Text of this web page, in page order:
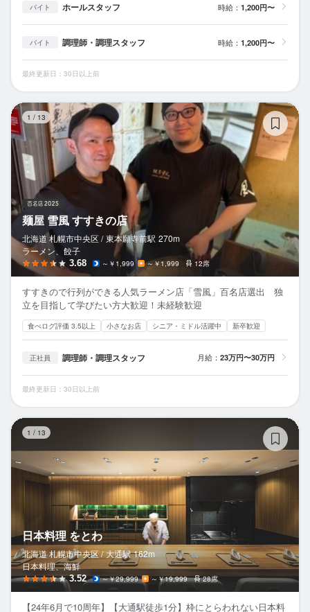
バイト ホールスタッフ 時給： 1,200円〜
バイト 調理師・調理スタッフ 時給： 1,200円〜
最終更新日：30日以上前
1 / 13
麺屋 雪風 すすきの店
北海道 札幌市中央区 / 東本願寺前駅 270m
ラーメン、餃子
3.68 ～￥1,999 ～￥1,999 12席
すすきので行列ができる人気ラーメン店「雪風」百名店選出 独
立を目指して学びたい方大歓迎！未経験歓迎
食べログ評価 3.5以上 小さなお店 シニア・ミドル活躍中 新卒歓迎
正社員 調理師・調理スタッフ 月給： 23万円〜30万円
最終更新日：30日以上前
1 / 13
日本料理 をとわ
北海道 札幌市中央区 / 大通駅 162m
日本料理、海鮮
3.52 ～￥29,999 ～￥19,999 28席
【24年6月で10周年】【大通駅徒歩1分】枠にとらわれない日本料